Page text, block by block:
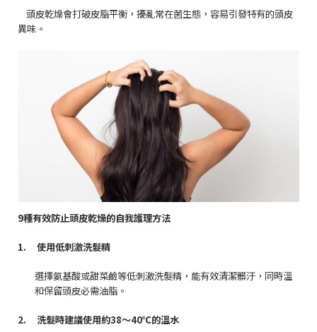
頭皮乾燥會打破皮脂平衡，擾亂常在菌生態，容易引發特有的頭皮
異味。
9種有效防止頭皮乾燥的自我護理方法
1. 使用低刺激洗髮精
選擇氨基酸或甜菜鹼等低刺激洗髮精，能有效清潔髒汙，同時溫
和保留頭皮必需油脂。
2. 洗髮時建議使用約38～40℃的溫水